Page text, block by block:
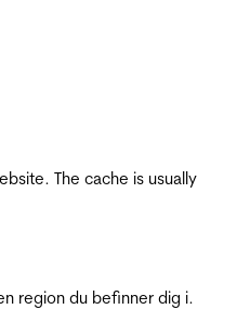
The cache is usually
region du befinner dig i.